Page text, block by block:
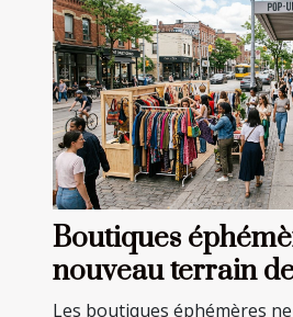
Boutiques
nouveau terrain
créateurs de mode
Les boutiques éphémères